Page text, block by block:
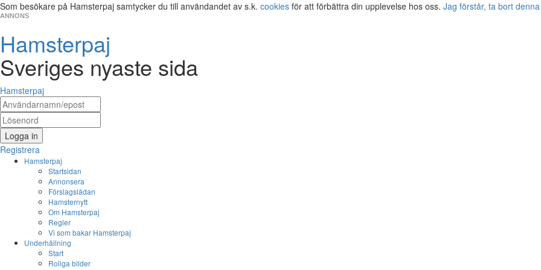
Som besökare på Hamsterpaj samtycker du till användandet av s.k. cookies för att förbättra din upplevelse hos oss. Jag förstår, ta bort
ANNONS
Hamsterpaj
Sveriges nyaste sida
Hamsterpaj
Logga in
Registrera
Hamsterpaj
Startsidan
Annonsera
Förslagslådan
Hamsternytt
Om Hamsterpaj
Regler
Vi som bakar Hamsterpaj
Underhållning
Start
Roliga bilder